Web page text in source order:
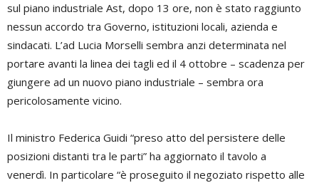
sul piano industriale Ast, dopo 13 ore, non è stato raggiunto
nessun accordo tra Governo, istituzioni locali, azienda e
sindacati. L’ad Lucia Morselli sembra anzi determinata nel
portare avanti la linea dei tagli ed il 4 ottobre – scadenza per
giungere ad un nuovo piano industriale – sembra ora
pericolosamente vicino.
Il ministro Federica Guidi “preso atto del persistere delle
posizioni distanti tra le parti” ha aggiornato il tavolo a
venerdì. In particolare “è proseguito il negoziato rispetto alle